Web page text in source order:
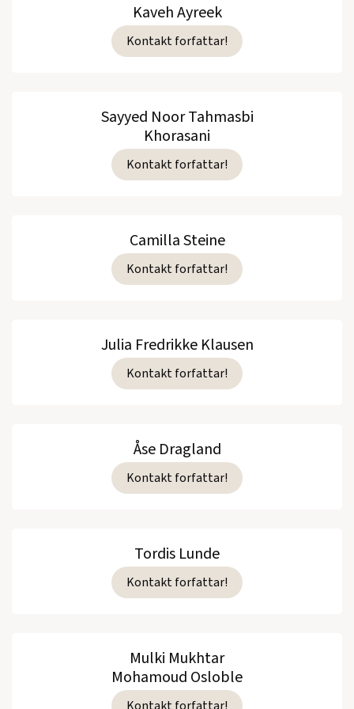
Kaveh Ayreek
Kontakt forfattar!
Sayyed Noor Tahmasbi
Khorasani
Kontakt forfattar!
Camilla Steine
Kontakt forfattar!
Julia Fredrikke Klausen
Kontakt forfattar!
Åse Dragland
Kontakt forfattar!
Tordis Lunde
Kontakt forfattar!
Mulki Mukhtar
Mohamoud Osloble
Kontakt forfattar!